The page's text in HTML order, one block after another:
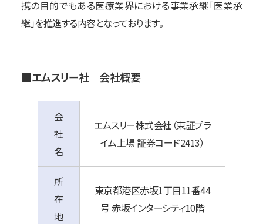
携の目的でもある医療業界における事業承継「医業承
継」を推進する内容となっております。
■エムスリー社 会社概要
会
社
名
エムスリー株式会社（東証プラ
イム上場 証券コード2413）
所
在
地
東京都港区赤坂1丁目11番44
号 赤坂インターシティ10階